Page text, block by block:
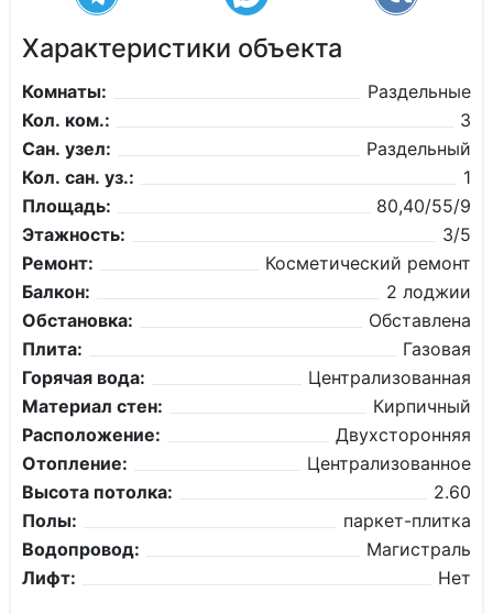
Характеристики объекта
Комнаты:
Раздельные
Кол. ком.:
3
Сан. узел:
Раздельный
Кол. сан. уз.:
1
Площадь:
80,40/55/9
Этажность:
3/5
Ремонт:
Косметический ремонт
Балкон:
2 лоджии
Обстановка:
Обставлена
Плита:
Газовая
Горячая вода:
Централизованная
Материал стен:
Кирпичный
Расположение:
Двухсторонняя
Отопление:
Централизованное
Высота потолка:
2.60
Полы:
паркет-плитка
Водопровод:
Магистраль
Лифт:
Нет